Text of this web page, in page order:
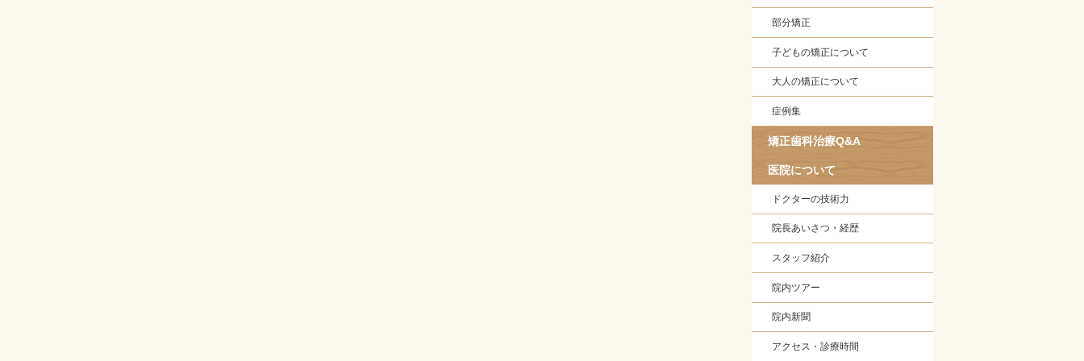
部分矯正
子どもの矯正について
大人の矯正について
症例集
矯正歯科治療Q&A
医院について
ドクターの技術力
院長あいさつ・経歴
スタッフ紹介
院内ツアー
院内新聞
アクセス・診療時間